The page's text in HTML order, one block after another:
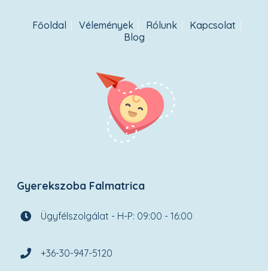
Főoldal Vélemények Rólunk
Kapcsolat
Blog
Gyerekszoba Falmatrica
Ügyfélszolgálat - H-P: 09:00 - 16:00
+36-30-947-5120